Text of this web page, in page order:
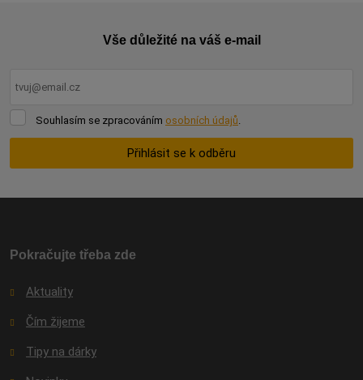
Vše důležité na váš e-mail
Souhlasím
Souhlasím se zpracováním osobních údajů.
Přihlásit se k odběru
odeslat.
Pokračujte třeba zde
Aktuality
Čím žijeme
Tipy na dárky